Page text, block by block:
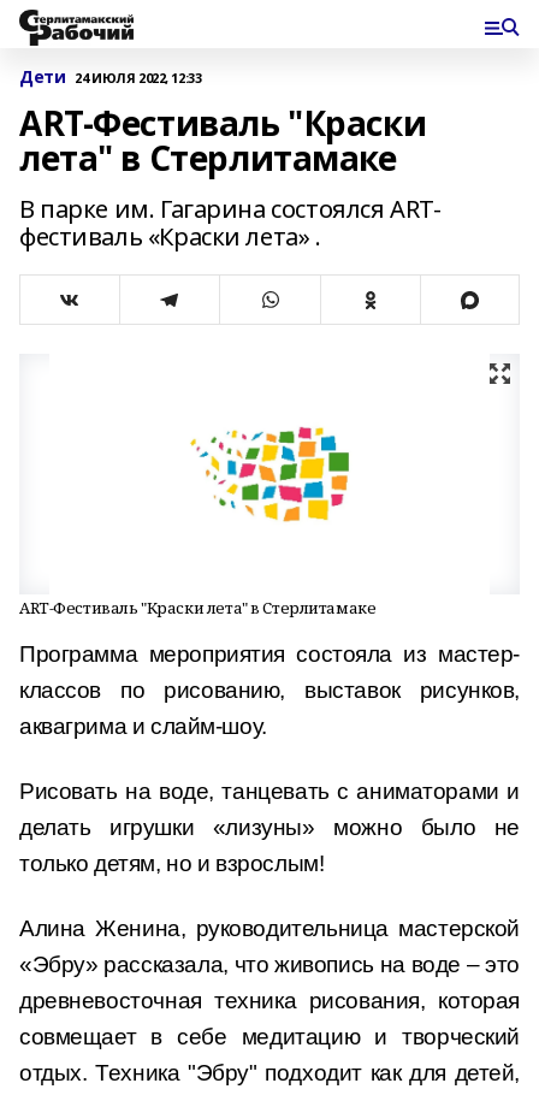
Дети 24 ИЮЛЯ 2022, 12:33
ART-Фестиваль "Краски
лета" в Стерлитамаке
В парке им. Гагарина состоялся ART-
фестиваль «Краски лета» .
ART-Фестиваль "Краски лета" в Стерлитамаке
Программа мероприятия состояла из мастер-
классов по рисованию, выставок рисунков,
аквагрима и слайм-шоу.
Рисовать на воде, танцевать с аниматорами и
делать игрушки «лизуны» можно было не
только детям, но и взрослым!
Алина Женина, руководительница мастерской
«Эбру» рассказала, что живопись на воде – это
древневосточная техника рисования, которая
совмещает в себе медитацию и творческий
отдых.Техника "Эбру" подходит как для детей,